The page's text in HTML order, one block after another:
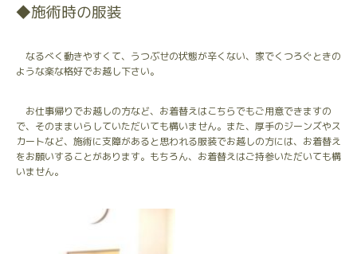
◆施術時の服装
なるべく動きやすくて、うつぶせの状態が辛くない、家でくつろぐときの
ような楽な格好でお越し下さい。
お仕事帰りでお越しの方など、お着替えはこちらでもご用意できますの
で、そのままいらしていただいても構いません。また、厚手のジーンズやス
カートなど、施術に支障があると思われる服装でお越しの方には、お着替え
をお願いすることがあります。もちろん、お着替えはご持参いただいても構
いません。